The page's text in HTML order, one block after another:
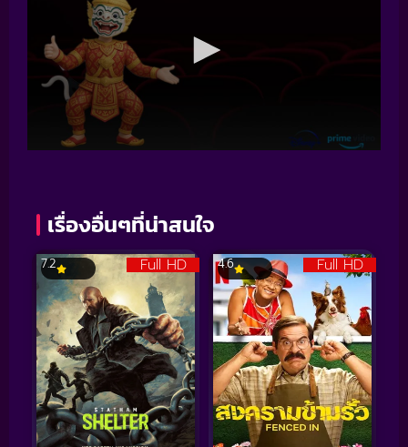
เรื่องอื่นๆที่น่าสนใจ
Full HD
7.2 Full HD
4.6